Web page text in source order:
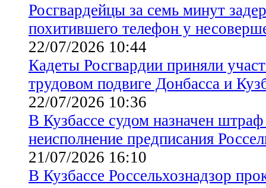
Росгвардейцы за семь минут
похитившего телефон у
22/07/2026 10:44
Кадеты Росгвардии приняли
трудовом подвиге Донбасса и
22/07/2026 10:36
В Кузбассе судом назначен
неисполнение предписания
21/07/2026 16:10
В Кузбассе Россельхознадзор